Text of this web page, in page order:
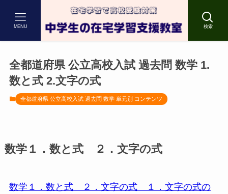
検索
MENU
全都道府県 公立高校入試 過去問 数学 1.
数と式 2.文字の式
全都道府県 公立高校入試 過去問 数学 単元別 コンテンツ
数学１．数と式 ２．文字の式
数学１．数と式 ２．文字の式 １．文字の式の